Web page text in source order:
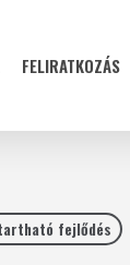
FELIRATKOZÁS
fejlődés